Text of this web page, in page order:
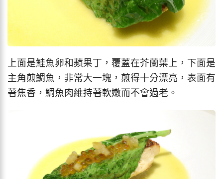
上面是鮭魚卵和蘋果丁，覆蓋在芥蘭葉上，下面是
主角煎鯛魚，非常大一塊，煎得十分漂亮，表面有
著焦香，鯛魚肉維持著軟嫩而不會過老。